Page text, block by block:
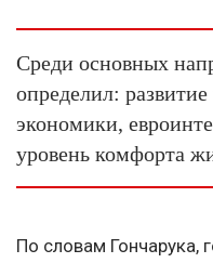
Среди основных
определил:
экономики,
уровень комфорта
По словам Гончарука,